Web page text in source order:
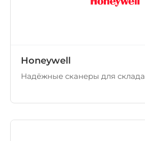
Honeywell
Надёжные сканеры для склада